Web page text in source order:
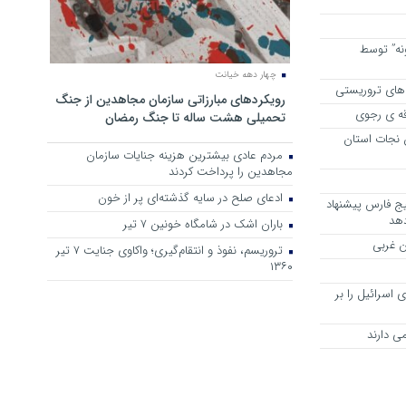
توسط
تروریستی
ی رجوی
نجات استان
فارس پیشنهاد
غربی
را بر
دارند
چهار دهه خیانت
رویکرد‌های مبارزاتی سازمان مجاهدین از جنگ
تحمیلی هشت ساله تا جنگ رمضان
مردم عادی بیشترین هزینه جنایات سازمان
مجاهدین را پرداخت کردند
ادعای صلح در سایه گذشته‌ای پر از خون
باران اشک در شامگاه خونین 7 تیر
تروریسم، نفوذ و انتقام‌گیری؛ واکاوی جنایت ۷ تیر
۱۳۶۰